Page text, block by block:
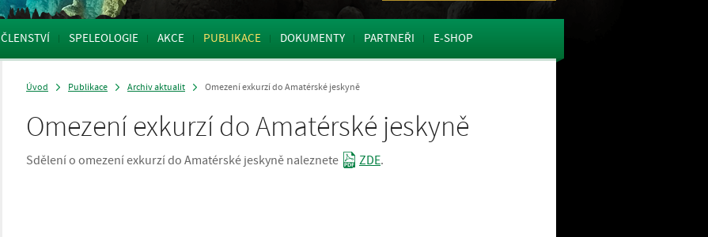
ČLENSTVÍ SPELEOLOGIE AKCE PUBLIKACE DOKUMENTY PARTNEŘI E-SHOP
Úvod Publikace Archiv aktualit Omezení exkurzí do Amatérské jeskyně
Omezení exkurzí do Amatérské jeskyně
Sdělení o omezení exkurzí do Amatérské jeskyně naleznete ZDE.